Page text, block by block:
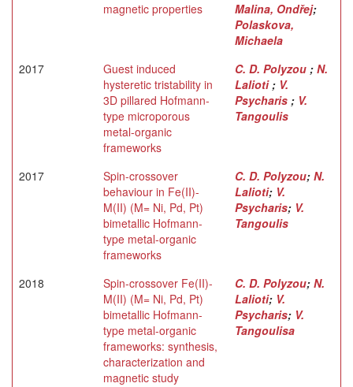
magnetic properties
Malina, Ondřej;
Polaskova,
Michaela
2017
Guest induced
hysteretic tristability in
3D pillared Hofmann-
type microporous
metal-organic
frameworks
C. D. Polyzou ; N.
Lalioti; V.
Psycharis ; V.
Tangoulis
2017
Spin-crossover
behaviour in Fe(II)-
M(II) (M= Νi, Pd, Pt)
bimetallic Hofmann-
type metal-organic
frameworks
C. D. Polyzou; N.
Lalioti; V.
Psycharis; V.
Tangoulis
2018
Spin-crossover Fe(II)-
M(II) (M= Νi, Pd, Pt)
bimetallic Hofmann-
type metal-organic
frameworks: synthesis,
characterization and
magnetic study
C. D. Polyzou; N.
Lalioti; V.
Psycharis; V.
Tangoulisa